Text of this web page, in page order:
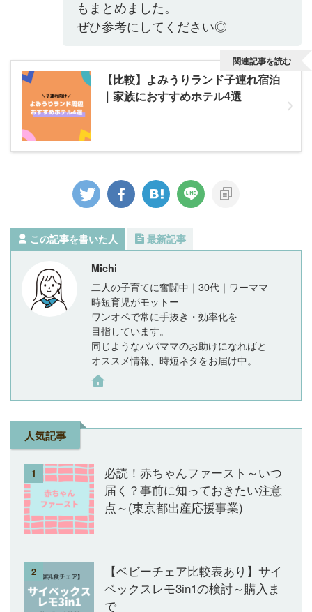
もまとめました。
ぜひ参考にしてください◎
【比較】よみうりランド子連れ宿泊
｜家族におすすめホテル4選
関連記事を読む
この記事を書いた人 最新記事
Michi
二人の子育てに奮闘中｜30代｜ワーママ
時短育児がモットー
ワンオペで常に手抜き・効率化を
目指しています。
同じようなパパママのお助けになればと
オススメ情報、時短ネタをお届け中。
人気記事
1
必読！赤ちゃんファースト～いつ
届く？事前に知っておきたい注意
点～(東京都出産応援事業)
2
【ベビーチェア比較表あり】サイ
ベックスレモ3in1の検討～購入ま
で